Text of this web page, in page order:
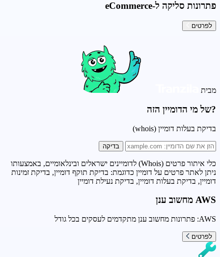
פתרונות סליקה ל-eCommerce
לפרטים
מבית
?של מי הדומיין הזה
בדיקת בעלות דומיין (whois)
בדיקה
כלי איתור פרטים (Whois) לדומיינים ישראלים ובינלאומיים, באמצעותו
ניתן לאתר פרטים על דומיין כדוגמת: בדיקת תוקף דומיין, בדיקת זמינות
דומיין, בדיקת בעלות דומיין, בדיקת נעילת דומיין
AWS מחשוב ענן
AWS: פתרונות מחשוב ענן מתקדמים לעסקים בכל גודל
לפרטים